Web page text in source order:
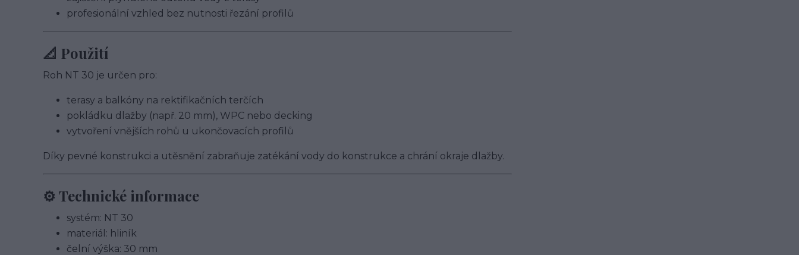
profesionální vzhled bez nutnosti řezání profilů
📐 Použití
Roh NT 30 je určen pro:
terasy a balkóny na rektifikačních terčích
pokládku dlažby (např. 20 mm), WPC nebo decking
vytvoření vnějších rohů u ukončovacích profilů
Díky pevné konstrukci a utěsnění zabraňuje zatékání vody do konstrukce a chrání okraje dlažby.
⚙️ Technické informace
systém: NT 30
materiál: hliník
čelní výška: 30 mm